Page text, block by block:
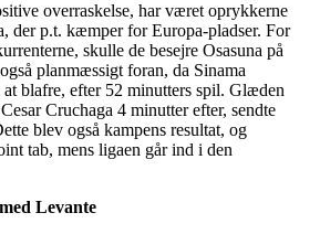
overraskelse, har været oprykkerne
der p.t. kæmper for Europa-pladser. For
skulle de besejre Osasuna på
planmæssigt foran, da Sinama
blafre, efter 52 minutters spil. Glæden
Cruchaga 4 minutter efter, sendte
blev også kampens resultat, og
tab, mens ligaen går ind i den
Levante